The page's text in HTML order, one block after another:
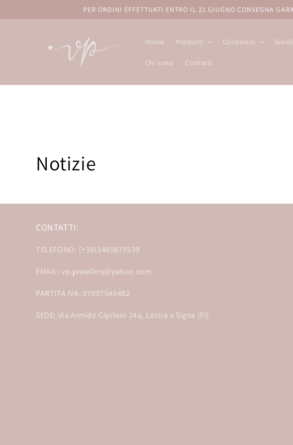
ai contenuti
PER ORDINI EFFETTUATI ENTRO IL 21 GIUGNO CONSEGNA
Home Prodotti Collezioni
Chi sono Contatti
Notizie
CONTATTI:
TELEFONO: (+39)3485875539
EMAIL: vp.jewellery@yahoo.com
PARTITA IVA: 07007540482
SEDE: Via Armido Cipriani 24a, Lastra a Signa (FI)